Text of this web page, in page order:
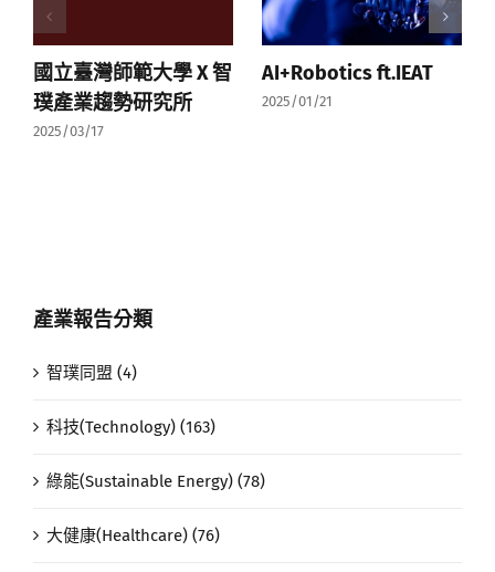
國立臺灣師範大學 X 智
璞產業趨勢研究所
2025/03/17
AI+Robotics ft.IEAT
2025/01/21
產業報告分類
智璞同盟 (4)
科技(Technology) (163)
綠能(Sustainable Energy) (78)
大健康(Healthcare) (76)